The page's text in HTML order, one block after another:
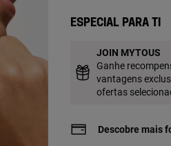
Especial para ti
JOIN MYTOUS
Ganhe
vantagens
ofertas
Descobre mais